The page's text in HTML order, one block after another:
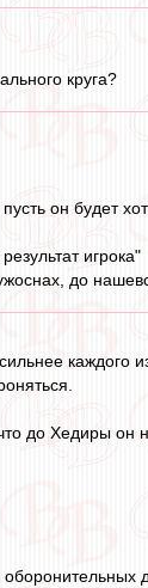
круга?
он будет
игрока"
до
до Хедиры он